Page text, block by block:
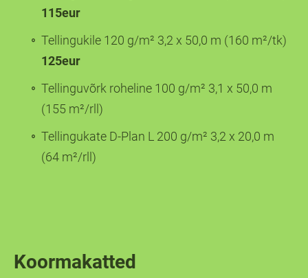
115eur
Tellingukile 120 g/m² 3,2 x 50,0 m (160 m²/tk)
125eur
Tellinguvõrk roheline 100 g/m² 3,1 x 50,0 m
(155 m²/rll)
Tellingukate D-Plan L 200 g/m² 3,2 x 20,0 m
(64 m²/rll)
Koormakatted